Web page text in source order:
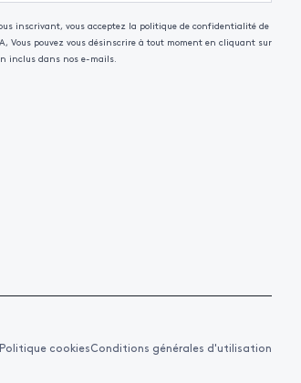
inscrivant, vous acceptez la politique de confidentialité de
Vous pouvez vous désinscrire à tout moment en cliquant sur
inclus dans nos e-mails.
Politique cookiesConditions générales d'utilisation